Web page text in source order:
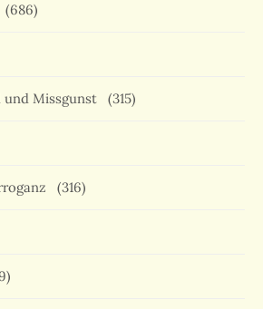
(686)
und Missgunst (315)
(316)